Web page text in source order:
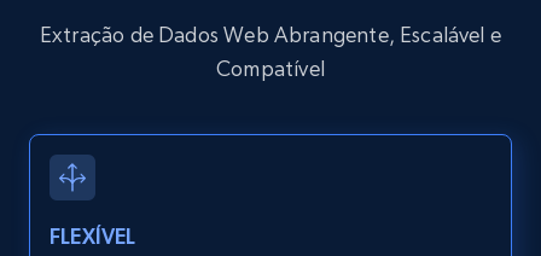
Zillow properties listing information -
Discover by custom filters - location, home
Zpid, City, State, HomeStatus, Address,
IsListingClaimedByCurrentSignedInUser,
and more.
Extração de Dados Web Abrangente, Escalável e
Compatível
FLEXÍVEL